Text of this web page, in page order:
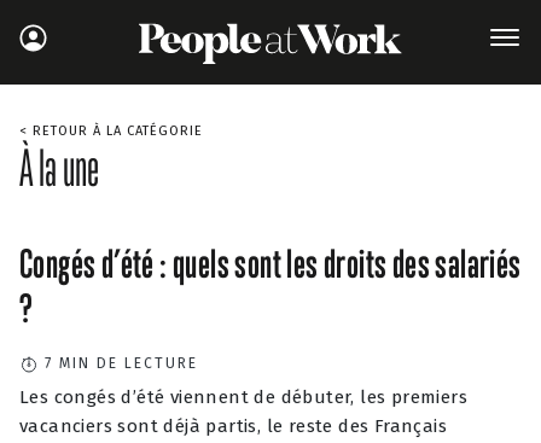
< RETOUR À LA CATÉGORIE
À la une
Congés d’été : quels sont les droits des salariés
?
7 MIN DE LECTURE
Les congés d’été viennent de débuter, les premiers
vacanciers sont déjà partis, le reste des Français